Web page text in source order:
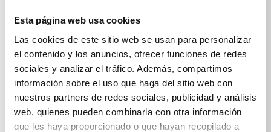
Esta página web usa cookies
Las cookies de este sitio web se usan para personalizar
el contenido y los anuncios, ofrecer funciones de redes
sociales y analizar el tráfico. Además, compartimos
información sobre el uso que haga del sitio web con
nuestros partners de redes sociales, publicidad y análisis
web, quienes pueden combinarla con otra información
que les haya proporcionado o que hayan recopilado a
ESPECIFICACIONES TÉCNICAS
Peso